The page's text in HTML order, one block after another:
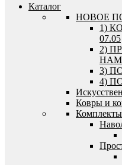
Каталог
HОВОЕ
1)
07.05
2)
3)
4)
Ковры и
Комплекты